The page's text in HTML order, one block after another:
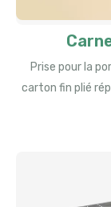
Prise pour la
carton fin plié